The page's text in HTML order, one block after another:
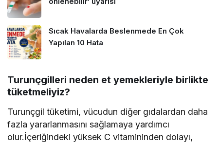
Sıcak Havalarda Beslenmede En Çok
Yapılan 10 Hata
Turunçgilleri neden et yemekleriyle birlikte
tüketmeliyiz?
Turunçgil tüketimi, vücudun diğer gıdalardan daha
fazla yararlanmasını sağlamaya yardımcı
olur.İçeriğindeki yüksek C vitamininden dolayı,